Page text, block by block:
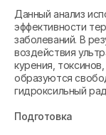
Данный анализ
эффективности
заболеваний. В
воздействия
курения,
образуются
гидроксильный
Подготовка